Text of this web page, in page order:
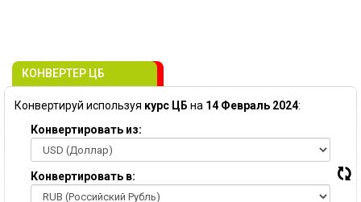
КОНВЕРТЕР ЦБ
Конвертируй используя курс ЦБ на 14 Февраль 2024:
Конвертировать из:
Конвертировать в: